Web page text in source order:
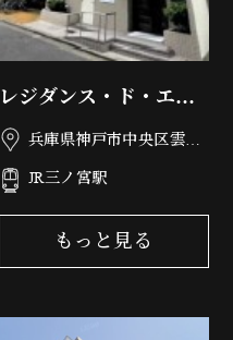
レジダンス・ド・エリ
ール兵庫県神戸市中央区雲井
JR三ノ宮駅
もっと見る